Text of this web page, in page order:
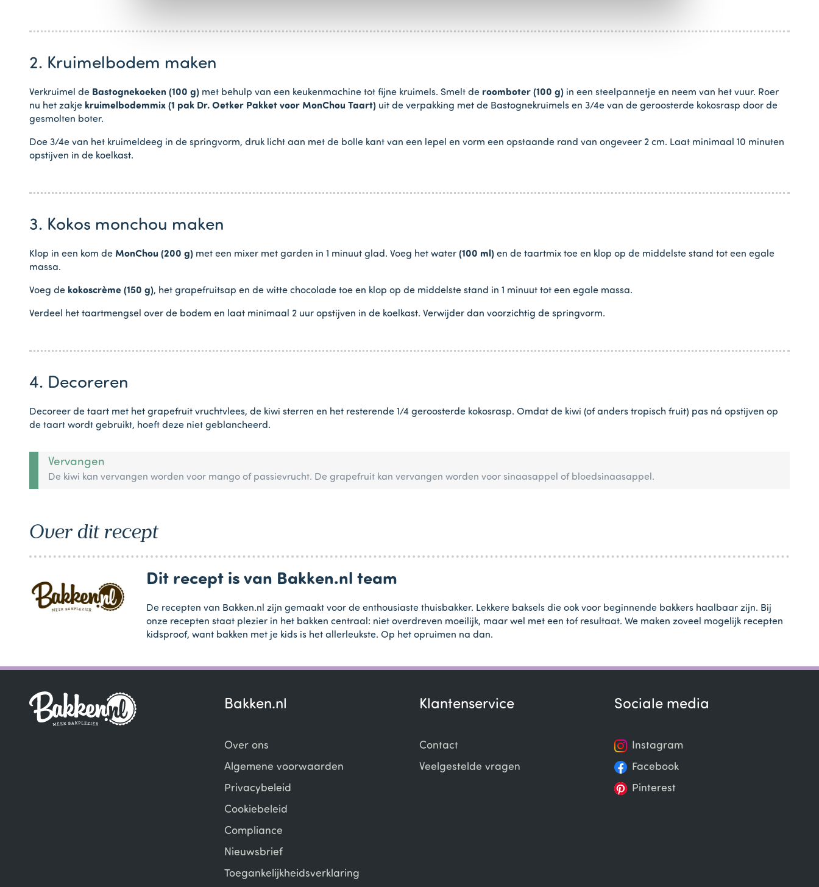
2. Kruimelbodem maken
Verkruimel de Bastognekoeken (100 g) met behulp van een keukenmachine tot fijne kruimels. Smelt de roomboter (100 g) in een steelpannetje en neem van het vuur. Roer
nu het zakje kruimelbodemmix (1 pak Dr. Oetker Pakket voor MonChou Taart) uit de verpakking met de Bastognekruimels en 3/4e van de geroosterde kokosrasp door de
gesmolten boter.
Doe 3/4e van het kruimeldeeg in de springvorm, druk licht aan met de bolle kant van een lepel en vorm een opstaande rand van ongeveer 2 cm. Laat minimaal 10 minuten
opstijven in de koelkast.
3. Kokos monchou maken
Klop in een kom de MonChou (200 g) met een mixer met garden in 1 minuut glad. Voeg het water (100 ml) en de taartmix toe en klop op de middelste stand tot een egale
massa.
Voeg de kokoscrème (150 g), het grapefruitsap en de witte chocolade toe en klop op de middelste stand in 1 minuut tot een egale massa.
Verdeel het taartmengsel over de bodem en laat minimaal 2 uur opstijven in de koelkast. Verwijder dan voorzichtig de springvorm.
4. Decoreren
Decoreer de taart met het grapefruit vruchtvlees, de kiwi sterren en het resterende 1/4 geroosterde kokosrasp. Omdat de kiwi (of anders tropisch fruit) pas ná opstijven op
de taart wordt gebruikt, hoeft deze niet geblancheerd.
Vervangen
De kiwi kan vervangen worden voor mango of passievrucht. De grapefruit kan vervangen worden voor sinaasappel of bloedsinaasappel.
Over dit recept
Dit recept is van Bakken.nl team
De recepten van Bakken.nl zijn gemaakt voor de enthousiaste thuisbakker. Lekkere baksels die ook voor beginnende bakkers haalbaar zijn. Bij
onze recepten staat plezier in het bakken centraal: niet overdreven moeilijk, maar wel met een tof resultaat. We maken zoveel mogelijk recepten
kidsproof, want bakken met je kids is het allerleukste. Op het opruimen na dan.
Bakken.nl
Over ons
Algemene voorwaarden
Privacybeleid
Cookiebeleid
Compliance
Nieuwsbrief
Toegankelijkheidsverklaring
Klantenservice
Contact
Veelgestelde vragen
Sociale media
Instagram
Facebook
Pinterest